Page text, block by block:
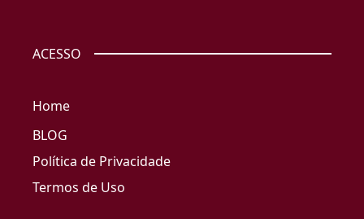
ACESSO
Home
BLOG
Política de Privacidade
Termos de Uso